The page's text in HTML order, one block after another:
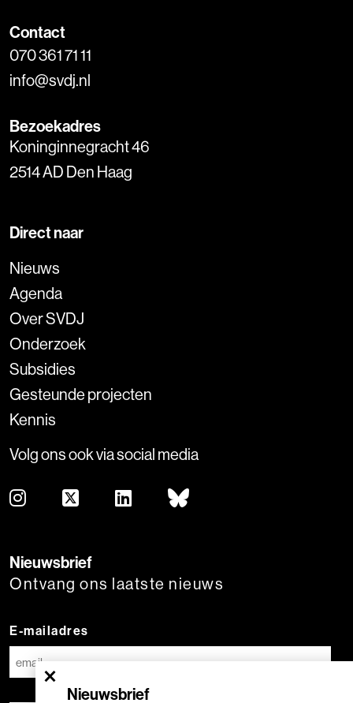
×
Nieuwsbrief
Contact
070 361 71 11
info@svdj.nl
Bezoekadres
Koninginnegracht 46
2514 AD Den Haag
Direct naar
Nieuws
Agenda
Over SVDJ
Onderzoek
Subsidies
Gesteunde projecten
Kennis
Volg ons ook via social media
Nieuwsbrief
Ontvang ons laatste nieuws
E-mailadres